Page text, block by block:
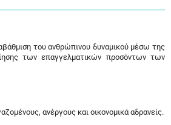
του ανθρώπινου δυναμικού μέσω της
των επαγγελματικών προσόντων των
ανέργους και οικονομικά αδρανείς.